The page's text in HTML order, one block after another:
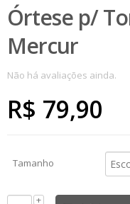
Órtese p/
Mercur
Não há avaliações ainda.
R$ 79,90
Tamanho